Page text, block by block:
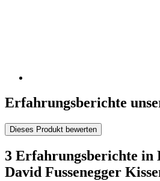
Erfahrungsberichte
Dieses Produkt bewerten
3 Erfahrungsberichte in
David Fussenegger